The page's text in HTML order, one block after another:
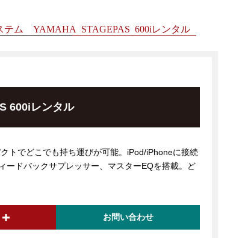
テム YAMAHA STAGEPAS 600iレンタル
600iレンタル
トでどこでも持ち運びが可能。iPod/iPhoneに接続
ードバックサプレッサー、マスターEQを搭載。ど
お問い合わせ